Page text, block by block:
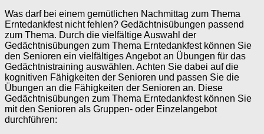
Was darf bei einem gemütlichen Nachmittag zum Thema
Erntedankfest nicht fehlen? Gedächtnisübungen passend
zum Thema. Durch die vielfältige Auswahl der
Gedächtnisübungen zum Thema Erntedankfest können Sie
den Senioren ein vielfältiges Angebot an Übungen für das
Gedächtnistraining auswählen. Achten Sie dabei auf die
kognitiven Fähigkeiten der Senioren und passen Sie die
Übungen an die Fähigkeiten der Senioren an. Diese
Gedächtnisübungen zum Thema Erntedankfest können Sie
mit den Senioren als Gruppen- oder Einzelangebot
durchführen: